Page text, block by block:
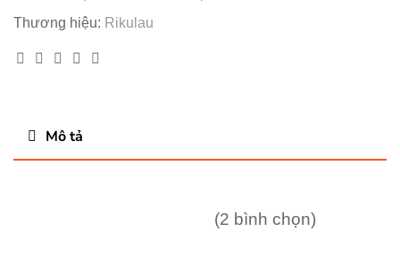
Thương hiệu: Rikulau
Facebook
TwitterLinkedinGoogle+
Mô tả
(2 bình chọn)